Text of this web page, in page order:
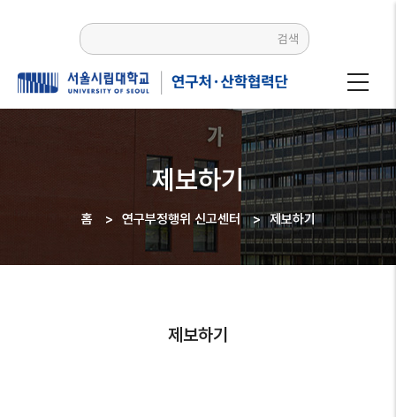
검색
제보하기
경로
홈 > 연구부정행위 신고센터 > 제보하기
제보하기